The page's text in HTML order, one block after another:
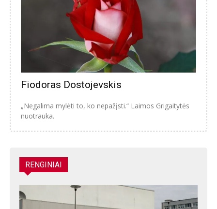
Fiodoras Dostojevskis
„Negalima mylėti to, ko nepažįsti.“ Laimos Grigaitytės
nuotrauka.
RENGINIAI